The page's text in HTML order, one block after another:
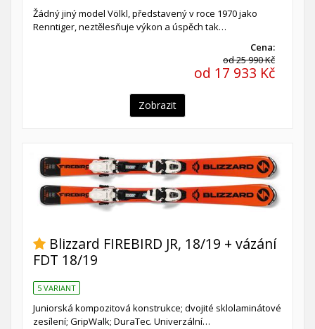
Žádný jiný model Völkl, představený v roce 1970 jako
Renntiger, neztělesňuje výkon a úspěch tak…
Cena:
od 25 990 Kč
od 17 933 Kč
Zobrazit
Blizzard FIREBIRD JR, 18/19 + vázání
FDT 18/19
5 VARIANT
Juniorská kompozitová konstrukce; dvojité sklolaminátové
zesílení; GripWalk; DuraTec. Univerzální…